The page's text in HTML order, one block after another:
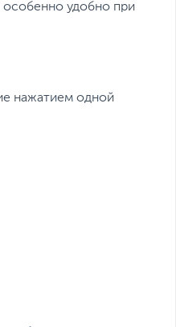
особенно удобно при
нажатием одной